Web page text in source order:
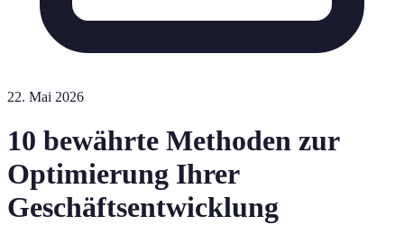
22. Mai 2026
10 bewährte Methoden zur
Optimierung Ihrer
Geschäftsentwicklung